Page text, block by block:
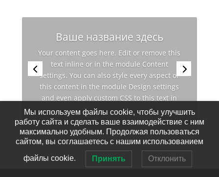
Ваше название здесь
Your content goes here. Edit or remove this
text inline or in the module Content
settings. You can also style every aspect of
this content in the module Design settings
and even apply custom CSS to this text in
the module Advanced settings.
Мы используем файлы cookie, чтобы улучшить
работу сайта и сделать ваше взаимодействие с ним
максимально удобным. Продолжая пользоваться
сайтом, вы соглашаетесь с нашим использованием
файлы cookie. Принять Отклонить